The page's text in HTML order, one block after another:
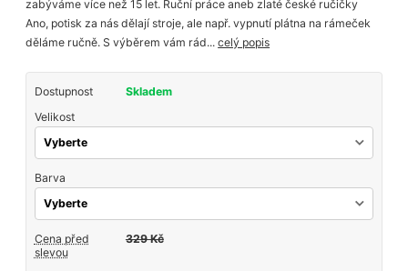
zabýváme více než 15 let. Ruční práce aneb zlaté české ručičky
Ano, potisk za nás dělají stroje, ale např. vypnutí plátna na rámeček
děláme ručně. S výběrem vám rád...celý popis
Dostupnost
Skladem
Velikost
Barva
Cena před
slevou
329 Kč